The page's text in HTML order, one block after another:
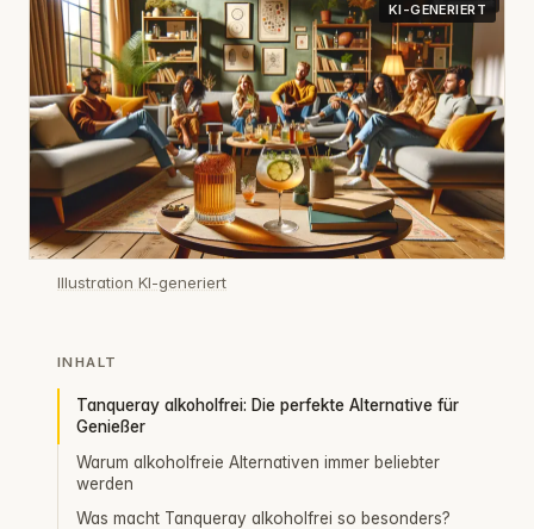
KI-GENERIERT
Illustration KI-generiert
INHALT
Tanqueray alkoholfrei: Die perfekte Alternative für
Genießer
Warum alkoholfreie Alternativen immer beliebter
werden
Was macht Tanqueray alkoholfrei so besonders?